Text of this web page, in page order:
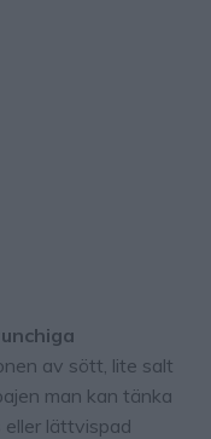
av sött, lite salt
man kan tänka
eller lättvispad